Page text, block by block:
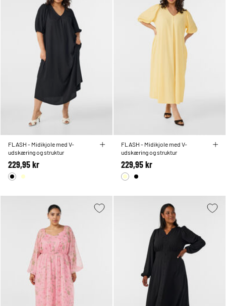
FLASH - Midikjole med V-
udskæring og struktur
229,95 kr
FLASH - Midikjole med V-
udskæring og struktur
229,95 kr